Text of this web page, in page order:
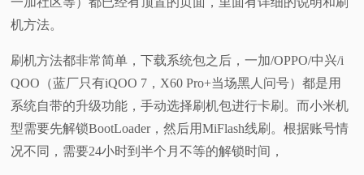
机方法。
刷机方法都非常简单，下载系统包之后，一加/OPPO/中兴/i
QOO（蓝厂只有iQOO 7，X60 Pro+当场黑人问号）都是用
系统自带的升级功能，手动选择刷机包进行卡刷。而小米机
型需要先解锁BootLoader，然后用MiFlash线刷。根据账号情
况不同，需要24小时到半个月不等的解锁时间，